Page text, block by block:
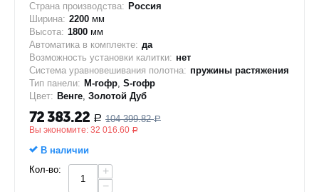
Страна производства: Россия
Ширина: 2200 мм
Высота: 1800 мм
Автоматика в комплекте: да
Возможность установки калитки: нет
Система уравновешивания полотна: пружины растяжения
Тип панели: M-гофр, S-гофр
Цвет: Венге, Золотой Дуб
72 383.22 Р 104 399.82 Р
Вы экономите: 32 016.60 Р
В наличии
Кол-во:
+
−